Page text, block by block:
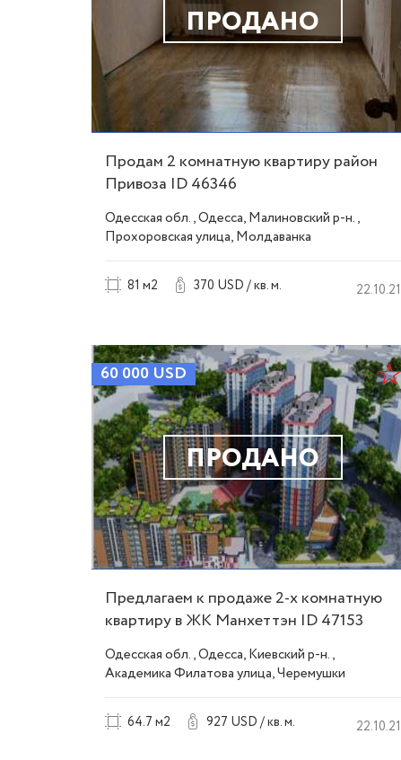
ПРОДАНО
Продам 2 комнатную квартиру район
Привоза ID 46346
Одесская обл., Одесса, Малиновский р-н.,
Прохоровская улица, Молдаванка
81 м2 370 USD / кв. м. 22.10.21
ПРОДАНО
60 000 USD
Предлагаем к продаже 2-х комнатную
квартиру в ЖК Манхеттэн ID 47153
Одесская обл., Одесса, Киевский р-н.,
Академика Филатова улица, Черемушки
64.7 м2 927 USD / кв. м. 22.10.21